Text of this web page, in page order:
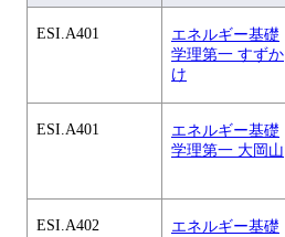
ESI.A401
エネルギー基礎
学理第一 すずか
け
ESI.A401
エネルギー基礎
学理第一 大岡山
ESI.A402
エネルギー基礎